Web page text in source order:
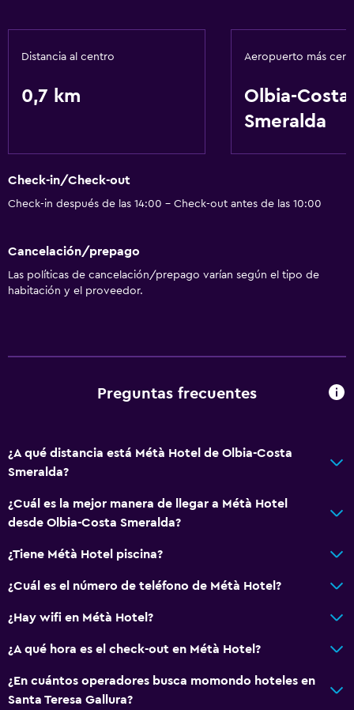
Distancia al centro
0,7 km
Aeropuerto más
Olbia-Costa
Smeralda
Check-in/Check-out
Check-in después de las 14:00 - Check-out antes de las 10:00
Cancelación/prepago
Las políticas de cancelación/prepago varían según el tipo de
habitación y el proveedor.
Preguntas frecuentes
¿A qué distancia está Métà Hotel de Olbia-Costa
Smeralda?
¿Cuál es la mejor manera de llegar a Métà Hotel
desde Olbia-Costa Smeralda?
¿Tiene Métà Hotel piscina?
¿Cuál es el número de teléfono de Métà Hotel?
¿Hay wifi en Métà Hotel?
¿A qué hora es el check-out en Métà Hotel?
¿En cuántos operadores busca momondo hoteles en
Santa Teresa Gallura?